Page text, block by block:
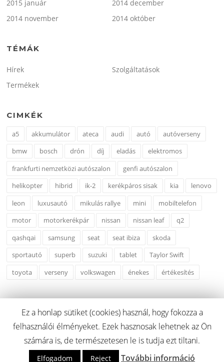
2015 január
2014 december
2014 november
2014 október
TÉMÁK
Hírek
Szolgáltatások
Termékek
CIMKÉK
a5 akkumulátor ateca audi autó
autóverseny
bmw
bosch drón díj eladás
elektromos
frankfurti nemzetközi autószalon
genfi autószalon
helikopter
hibrid ik-2 kerékpáros sisak kia
lenovo
leon
luxusautó mikulás rallye mini
mobiltelefon
motor
motorkerékpár nissan nissan leaf
q2
qashqai
samsung seat seat ibiza
skoda
sportautó
superb suzuki tablet
Taylor Swift
toyota
verseny volkswagen énekes értékesítés
Copyright © 2026 carcreditonline.hu. Minden Jog Fenntartva.
Screenr parallax theme által FameThemes
Ez a honlap sütiket (cookies) használ, hogy fokozza a
felhasználói élményeket. Ezek hasznosak lehetnek az Ön
számára is, de természetesen le is tudja ezt tiltani.
Elfogadom Reject További információ